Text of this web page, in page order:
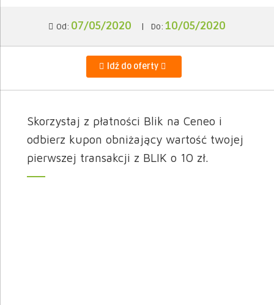
Od: 07/05/2020 | Do: 10/05/2020
Idź do oferty
Skorzystaj z płatności Blik na Ceneo i
odbierz kupon obniżający wartość twojej
pierwszej transakcji z BLIK o 10 zł.